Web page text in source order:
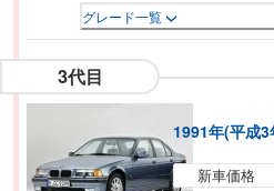
グレード一覧
3代目
1991年(平成
新車価格